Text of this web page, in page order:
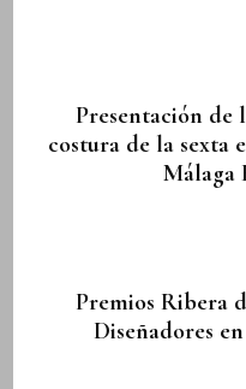
Presentación de
costura de la sexta
Málaga
Premios Ribera
Diseñadores